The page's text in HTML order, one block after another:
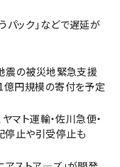
パック」などで遅延が
震の被災地緊急支援
億円規模の寄付を予定
マト運輸・佐川急便・
停止や引受停止も